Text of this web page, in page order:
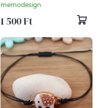
memodesign
1 500 Ft